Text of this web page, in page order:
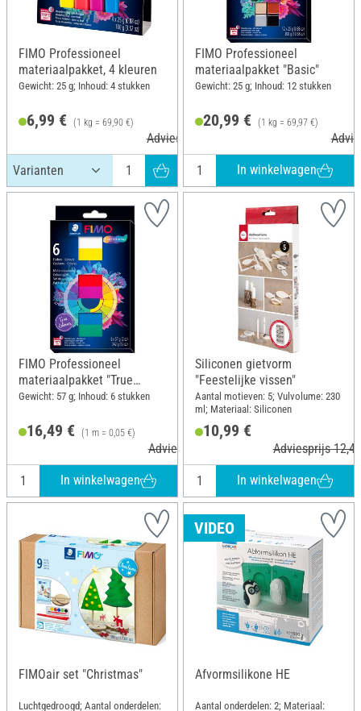
FIMO Professioneel
materiaalpakket, 4 kleuren
Gewicht: 25 g; Inhoud: 4 stukken
6,99 € (1 kg = 69,90 €)
Adviesprijs 9,15 €
FIMO Professioneel
materiaalpakket "Basic"
Gewicht: 25 g; Inhoud: 12 stukken
20,99 € (1 kg = 69,97 €)
In winkelwagen
FIMO Professioneel
materiaalpakket "True
Colours"
Gewicht: 57 g; Inhoud: 6 stukken
16,49 € (1 m = 0,05 €)
Adviesprijs 21,50 €
In winkelwagen
Siliconen gietvorm
"Feestelijke vissen"
Aantal motieven: 5; Vulvolume: 230
ml; Materiaal: Siliconen
10,99 €
Adviesprijs
In winkelwagen
FIMOair set "Christmas"
Luchtgedroogd; Aantal onderdelen:
VIDEO
Afvormsilikone HE
Aantal onderdelen: 2; Materiaal: